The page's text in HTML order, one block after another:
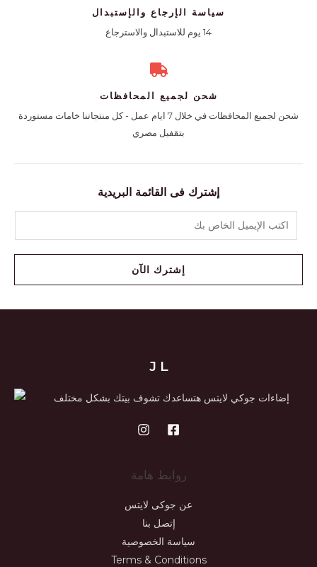
سياسة الإرجاع والإستبدال
14 يوم للاستبدال والاسترجاع
شحن لجميع المحافظات
شحن لجميع المحافظات في خلال 7 ايام عمل - كل منتجاتنا خامات مستوردة
بتقفيل مصري
إشترك فى القائمة البريدية
إشترك الآن
J L
إضاءات جوكي لايتس هتساعدك تشوف بيتك بشكل مختلف
روابط هامة
عن جوكى لايتس
إتصل بنا
سياسة الخصوصية
Terms & Conditions